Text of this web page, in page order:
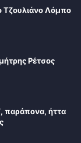
Τζουλιάνο Λόμπο
Ρέτσος
παράπονα, ήττα